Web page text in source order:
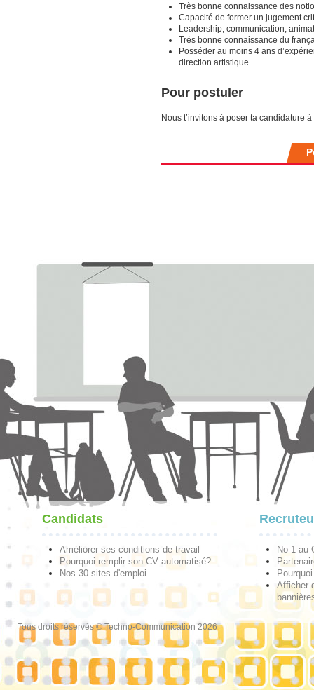
Très bonne connaissance des
Capacité de former un jugement
Leadership, communication,
Très bonne connaissance du
Posséder au moins 4 ans
direction artistique.
Pour postuler
Nous t’invitons à poser ta candidature
Candidats
Améliorer ses conditions de travail
Pourquoi remplir son CV automatisé?
Nos 30 sites d'emploi
No 1 au
Afficher
Tous droits réservés © Techno-Communication 2026